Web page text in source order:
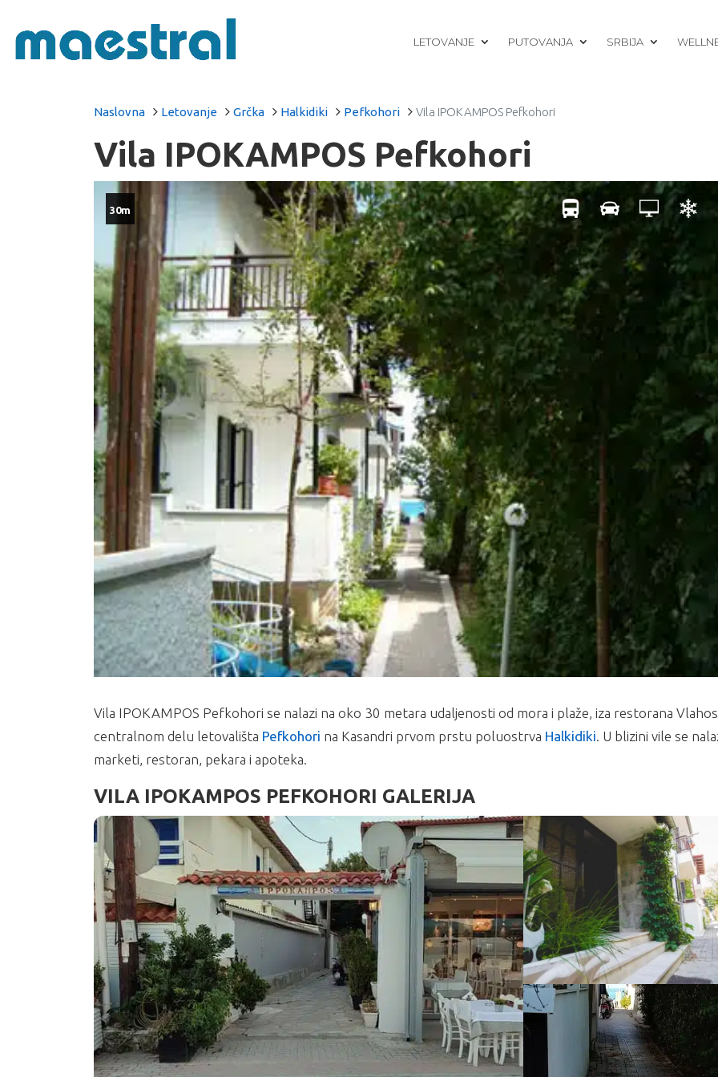
LETOVANJE PUTOVANJA SRBIJA
Naslovna Letovanje Grčka Halkidiki Pefkohori Vila IPOKAMPOS Pefkohori
Vila IPOKAMPOS Pefkohori
30m
Vila IPOKAMPOS Pefkohori se nalazi na oko 30 metara udaljenosti od mora i plaže, iza restorana
centralnom delu letovališta Pefkohori na Kasandri prvom prstu poluostrva Halkidiki . U blizini vile se
marketi, restoran, pekara i apoteka.
VILA IPOKAMPOS PEFKOHORI GALERIJA